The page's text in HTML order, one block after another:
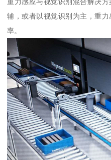
辅，或者以视觉识别为主，重
率。